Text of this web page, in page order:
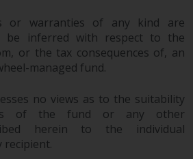
Gewaehr noch
verbundenen
die
Genauigkeit
und übernehmen
die sich aus dem
Ungenauigkeiten,
in, oder Verwendung
or warranties of any kind are
be inferred with respect to the
or the tax consequences of, an
managed fund.
no views as to the suitability
of the fund or any other
herein to the individual
recipient.